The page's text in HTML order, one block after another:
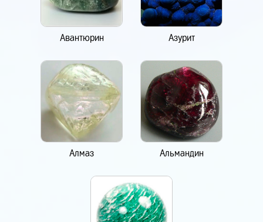
Авантюрин Азурит
Алмаз Альмандин